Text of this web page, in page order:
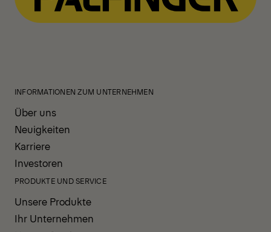
INFORMATIONEN ZUM UNTERNEHMEN
Über uns
Neuigkeiten
Karriere
Investoren
PRODUKTE UND SERVICE
Unsere Produkte
Ihr Unternehmen